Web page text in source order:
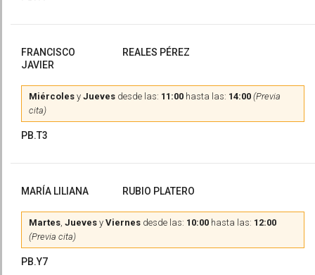
FRANCISCO
JAVIER
REALES PÉREZ
Miércoles y Jueves desde las: 11:00 hasta las: 14:00 (Previa
cita)
PB.T3
MARÍA LILIANA RUBIO PLATERO
Martes, Jueves y Viernes desde las: 10:00 hasta las: 12:00
(Previa cita)
PB.Y7